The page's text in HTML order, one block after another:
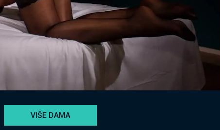
VIŠE DAMA